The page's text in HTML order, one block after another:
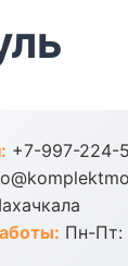
+7-997-224-
Пн-Пт: